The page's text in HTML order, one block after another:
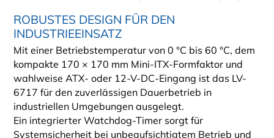
ROBUSTES DESIGN FÜR DEN
INDUSTRIEEINSATZ
Mit einer Betriebstemperatur von 0 °C bis 60 °C, dem
kompakte 170 × 170 mm Mini-ITX-Formfaktor und
wahlweise ATX- oder 12-V-DC-Eingang ist das LV-
6717 für den zuverlässigen Dauerbetrieb in
industriellen Umgebungen ausgelegt.
Ein integrierter Watchdog-Timer sorgt für
Systemsicherheit bei unbeaufsichtigtem Betrieb und